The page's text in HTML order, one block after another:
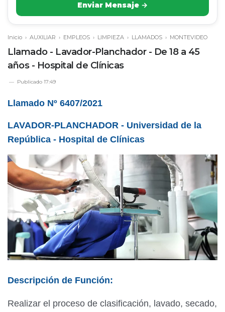
Enviar Mensaje →
Inicio › AUXILIAR › EMPLEOS › LIMPIEZA › LLAMADOS › MONTEVIDEO
Llamado - Lavador-Planchador - De 18 a 45
años - Hospital de Clínicas
Publicado 17:49
Llamado Nº 6407/2021
LAVADOR-PLANCHADOR - Universidad de la
República - Hospital de Clí­nicas
Descripción de Función:
Realizar el proceso de clasificación, lavado, secado,